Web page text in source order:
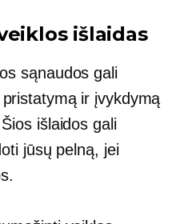
išlaidas
sąnaudos gali
ir įvykdymą
išlaidos gali
jūsų pelną, jei